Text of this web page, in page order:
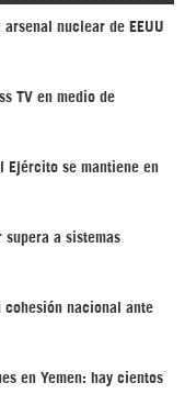
nuclear de EEUU
TV en medio de
Ejército se mantiene en
supera a sistemas
cohesión nacional ante
en Yemen: hay cientos